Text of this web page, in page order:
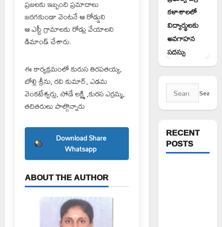
ప్రజలకు ఇబ్బంది ప్రమాదాలు
జరగకుండా వెంటనే ఆ రోడ్డుని
ఆ ఎస్టీ గ్రామాలకు రోడ్లు వేయాలని
డిమాండ్ చేశారు.
ఈ కార్యక్రమంలో కురుస తిరపతయ్య,
బోల్లి శ్రీను, రవి కుమార్, ఎడమ
వెంకటేశ్వర్లు, సోడే లక్ష్మి ,కురస ఎర్రమ్మ,
తదితరులు పాల్గొన్నారు
Download Share
Whatsapp
ABOUT THE AUTHOR
కళాశాలలో
విద్యార్థులకు
అవగాహన
సదస్సు
Search
for:
RECENT
POSTS